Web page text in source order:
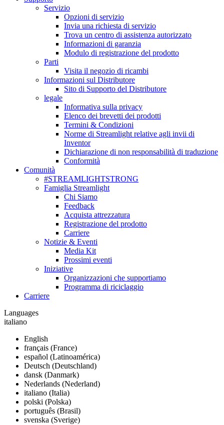
Servizio
Opzioni di servizio
Invia una richiesta di servizio
Trova un centro di assistenza autorizzato
Informazioni di garanzia
Modulo di registrazione del prodotto
Parti
Visita il negozio di ricambi
Informazioni sul Distributore
Sito di Supporto del Distributore
legale
Informativa sulla privacy
Elenco dei brevetti dei prodotti
Termini & Condizioni
Norme di Streamlight relative agli invii di
Inventor
Dichiarazione di non responsabilità di traduzione
Conformità
Comunità
#STREAMLIGHTSTRONG
Famiglia Streamlight
Chi Siamo
Feedback
Acquista attrezzatura
Registrazione del prodotto
Carriere
Notizie & Eventi
Media Kit
Prossimi eventi
Iniziative
Organizzazioni che supportiamo
Programma di riciclaggio
Carriere
Languages
italiano
English
français (France)
español (Latinoamérica)
Deutsch (Deutschland)
dansk (Danmark)
Nederlands (Nederland)
italiano (Italia)
polski (Polska)
português (Brasil)
svenska (Sverige)